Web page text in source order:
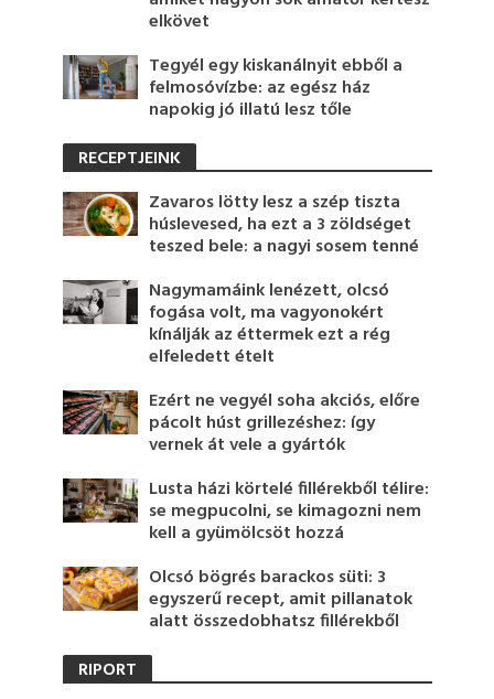
elkövet
Tegyél egy kiskanálnyit ebből a
felmosóvízbe: az egész ház
napokig jó illatú lesz tőle
RECEPTJEINK
Zavaros lötty lesz a szép tiszta
húslevesed, ha ezt a 3 zöldséget
teszed bele: a nagyi sosem tenné
Nagymamáink lenézett, olcsó
fogása volt, ma vagyonokért
kínálják az éttermek ezt a rég
elfeledett ételt
Ezért ne vegyél soha akciós, előre
pácolt húst grillezéshez: így
vernek át vele a gyártók
Lusta házi körtelé fillérekből télire:
se megpucolni, se kimagozni nem
kell a gyümölcsöt hozzá
Olcsó bögrés barackos süti: 3
egyszerű recept, amit pillanatok
alatt összedobhatsz fillérekből
RIPORT